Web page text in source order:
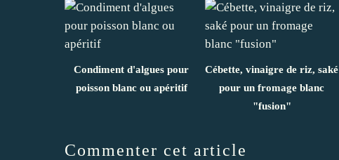
Condiment d'algues pour
poisson blanc ou apéritif
Cébette, vinaigre de riz, saké
pour un fromage blanc
"fusion"
Commenter cet article